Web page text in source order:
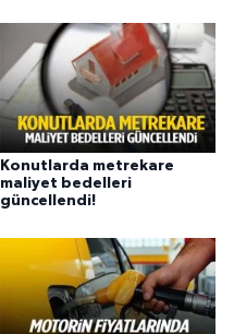
Konutlarda metrekare
maliyet bedelleri
güncellendi!